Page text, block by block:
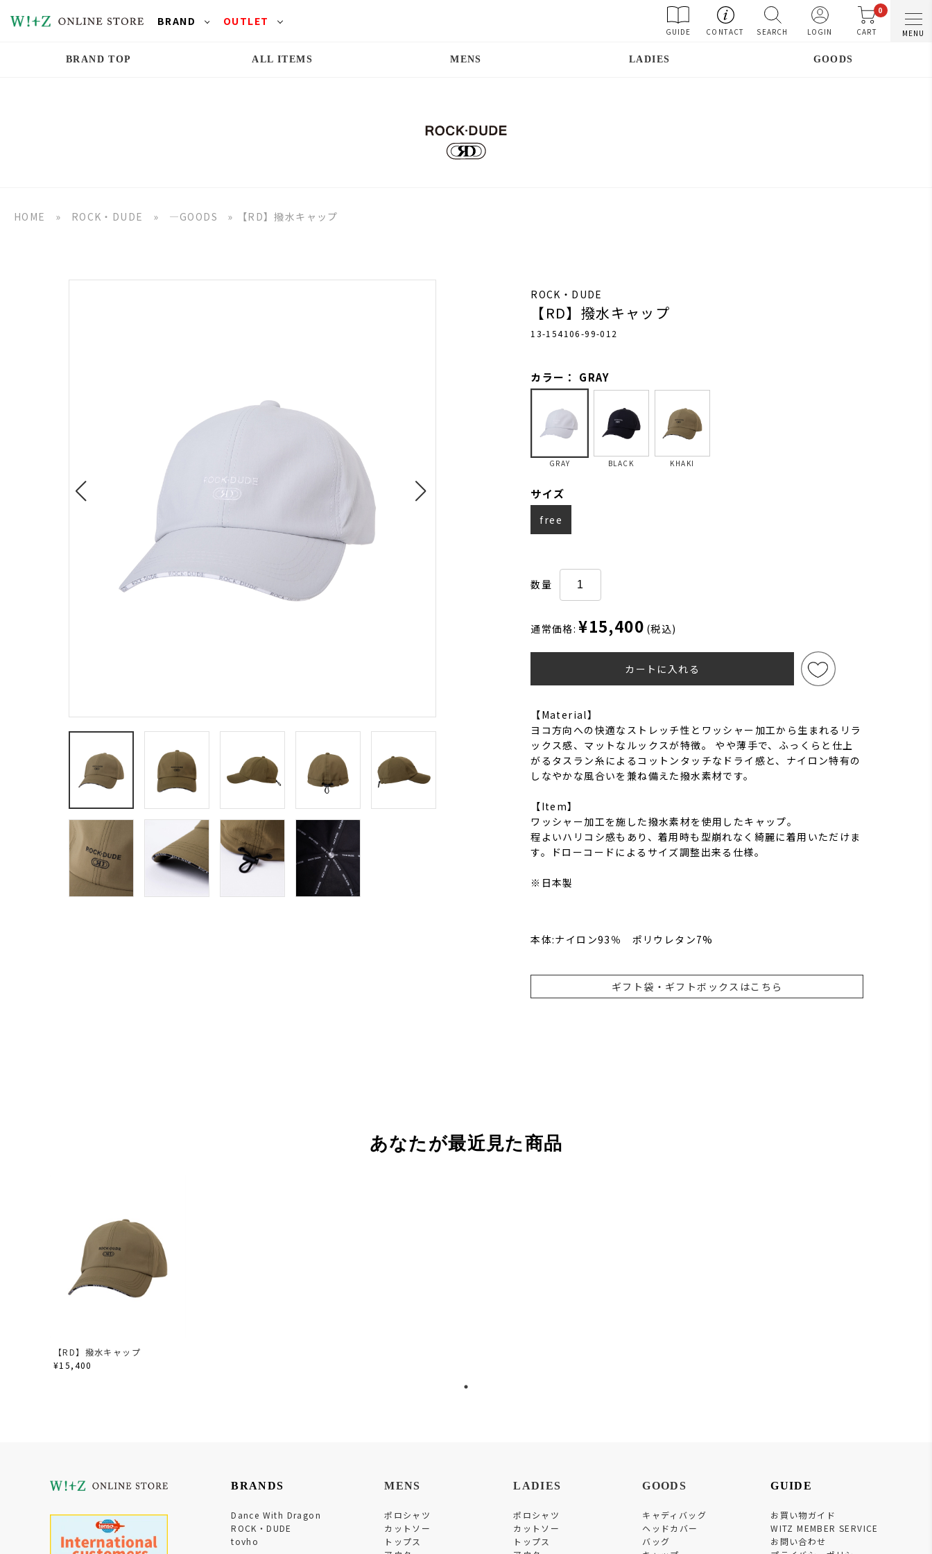
BRAND OUTLET
GUIDE CONTACT SEARCH LOGIN
0
CART MENU
BRAND TOP ALL ITEMS MENS LADIES GOODS
HOME » ROCK・DUDE » ―GOODS » 【RD】撥水キャップ
ROCK・DUDE
【RD】撥水キャップ
13-154106-99-012
カラー： GRAY
GRAY BLACK KHAKI
サイズ
free
数量
通常価格: ¥15,400 (税込)
カートに入れる
【Material】
ヨコ方向への快適なストレッチ性とワッシャー加工から生まれるリラ
ックス感、マットなルックスが特徴。 やや薄手で、ふっくらと仕上
がるタスラン糸によるコットンタッチなドライ感と、ナイロン特有の
しなやかな風合いを兼ね備えた撥水素材です。
【Item】
ワッシャー加工を施した撥水素材を使用したキャップ。
程よいハリコシ感もあり、着用時も型崩れなく綺麗に着用いただけま
す。ドローコードによるサイズ調整出来る仕様。
※日本製
本体:ナイロン93％ ポリウレタン7%
ギフト袋・ギフトボックスはこちら
あなたが最近見た商品
【RD】撥水キャップ
¥15,400
BRANDS
Dance With Dragon
ROCK・DUDE
tovho
MENS
ポロシャツ
カットソー
トップス
LADIES
ポロシャツ
カットソー
トップス
GOODS
キャディバッグ
ヘッドカバー
バッグ
GUIDE
お買い物ガイド
WITZ MEMBER SERVICE
お問い合わせ